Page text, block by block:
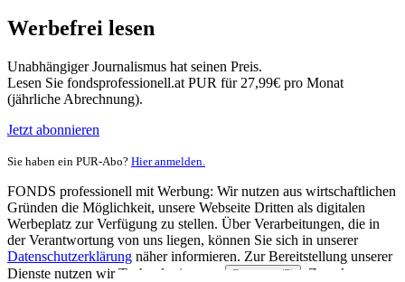
Werbefrei lesen
Unabhängiger Journalismus hat seinen Preis.
Lesen Sie fondsprofessionell.at PUR für 27,99€ pro Monat
(jährliche Abrechnung).
Jetzt abonnieren
Sie haben ein PUR-Abo? Hier anmelden.
FONDS professionell mit Werbung: Wir nutzen aus wirtschaftlichen
Gründen die Möglichkeit, unsere Webseite Dritten als digitalen
Werbeplatz zur Verfügung zu stellen. Über Verarbeitungen, die in
der Verantwortung von uns liegen, können Sie sich in unserer
Datenschutzerklärung näher informieren. Zur Bereitstellung unserer
Dienste nutzen wir Technologien von
Partnern (5)
. Zwecke: